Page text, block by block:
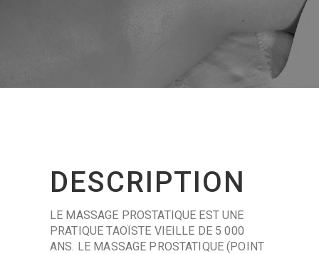
DESCRIPTION
LE MASSAGE PROSTATIQUE EST UNE
PRATIQUE TAOÏSTE VIEILLE DE 5 000
ANS. LE MASSAGE PROSTATIQUE (POINT